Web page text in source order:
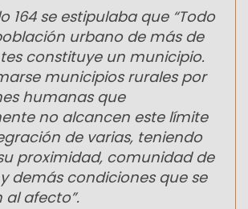
164 se estipulaba que “Todo
urbano de más de
constituye un municipio.
municipios rurales por
humanas que
no alcancen este límite
de varias, teniendo
proximidad, comunidad de
demás condiciones que se
afecto”.